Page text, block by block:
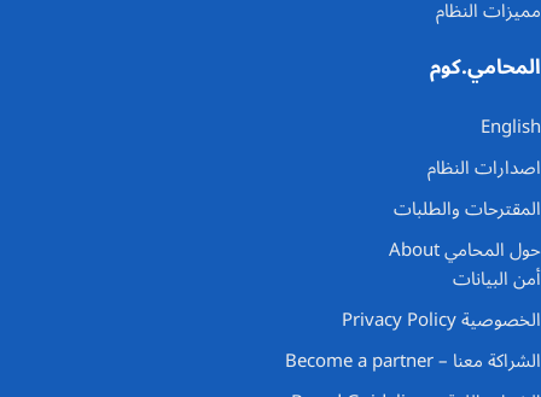
مميزات النظام
المحامي.كوم
English
اصدارات النظام
المقترحات والطلبات
حول المحامي About
أمن البيانات
الخصوصية Privacy Policy
الشراكة معنا – Become a partner